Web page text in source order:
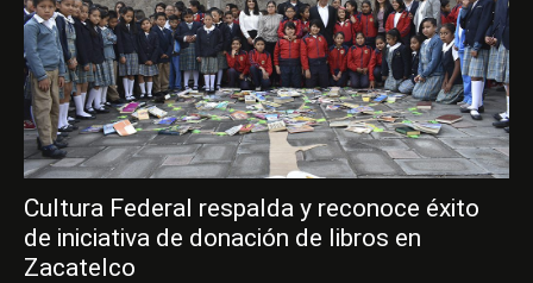
Cultura Federal respalda y reconoce éxito
de iniciativa de donación de libros en
Zacatelco